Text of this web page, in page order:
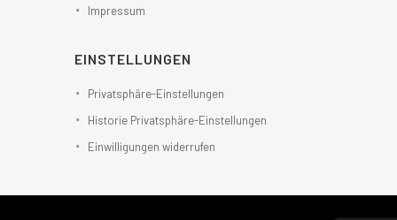
Impressum
EINSTELLUNGEN
Privatsphäre-Einstellungen
Historie Privatsphäre-Einstellungen
Einwilligungen widerrufen